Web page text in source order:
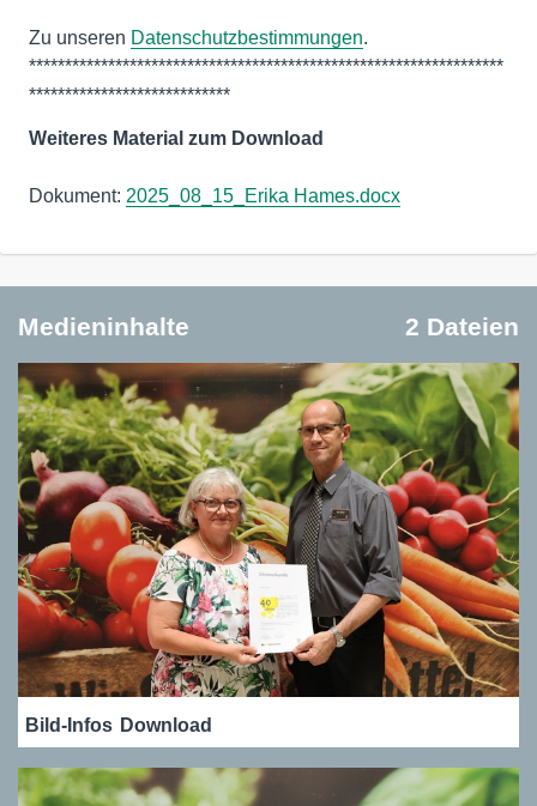
Zu unseren Datenschutzbestimmungen.
******************************************************************
****************************
Weiteres Material zum Download
Dokument: 2025_08_15_Erika Hames.docx
Medieninhalte 2 Dateien
Bild-Infos Download